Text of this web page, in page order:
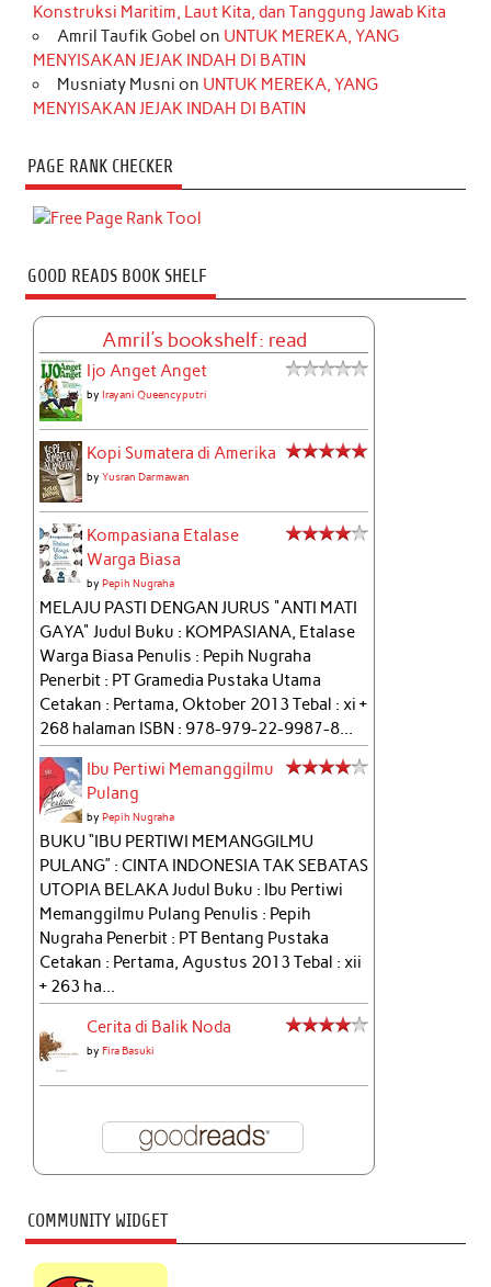
Konstruksi Maritim, Laut Kita, dan Tanggung Jawab Kita
Amril Taufik Gobel on UNTUK MEREKA, YANG
MENYISAKAN JEJAK INDAH DI BATIN
Musniaty Musni on UNTUK MEREKA, YANG
MENYISAKAN JEJAK INDAH DI BATIN
PAGE RANK CHECKER
GOOD READS BOOK SHELF
Amril's bookshelf: read
Ijo Anget Anget
byIrayani Queencyputri
Kopi Sumatera di Amerika
byYusran Darmawan
Kompasiana Etalase
Warga Biasa
byPepih Nugraha
MELAJU PASTI DENGAN JURUS "ANTI MATI
GAYA" Judul Buku : KOMPASIANA, Etalase
Warga Biasa Penulis : Pepih Nugraha
Penerbit : PT Gramedia Pustaka Utama
Cetakan : Pertama, Oktober 2013 Tebal : xi +
268 halaman ISBN : 978-979-22-9987-8...
Ibu Pertiwi Memanggilmu
Pulang
byPepih Nugraha
BUKU “IBU PERTIWI MEMANGGILMU
PULANG” : CINTA INDONESIA TAK SEBATAS
UTOPIA BELAKA Judul Buku : Ibu Pertiwi
Memanggilmu Pulang Penulis : Pepih
Nugraha Penerbit : PT Bentang Pustaka
Cetakan : Pertama, Agustus 2013 Tebal : xii
+ 263 ha...
Cerita di Balik Noda
byFira Basuki
COMMUNITY WIDGET